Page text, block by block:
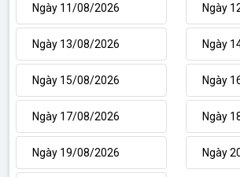
Ngày 11/08/2026 Ngày
Ngày 13/08/2026 Ngày
Ngày 15/08/2026 Ngày
Ngày 17/08/2026 Ngày
Ngày 19/08/2026 Ngày